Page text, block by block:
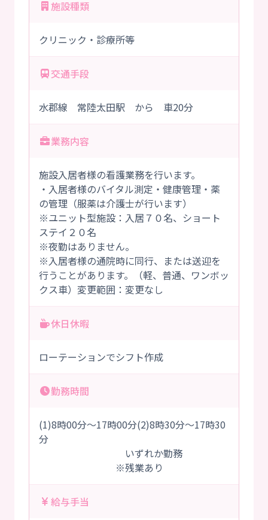
施設種類
クリニック・診療所等
交通手段
水郡線 常陸太田駅 から 車20分
業務内容
施設入居者様の看護業務を行います。
・入居者様のバイタル測定・健康管理・薬
の管理（服薬は介護士が行います）
※ユニット型施設：入居７０名、ショート
ステイ２０名
※夜勤はありません。
※入居者様の通院時に同行、または送迎を
行うことがあります。（軽、普通、ワンボッ
クス車）変更範囲：変更なし
休日休暇
ローテーションでシフト作成
勤務時間
(1)8時00分～17時00分(2)8時30分～17時30
分
いずれか勤務
※残業あり
給与手当